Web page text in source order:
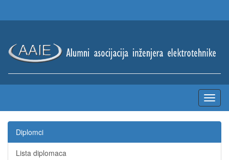
Diplomci
Lista diplomaca